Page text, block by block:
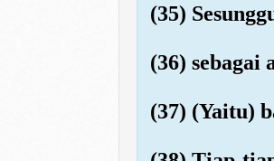
(35)
(36) sebagai
(37) (Yaitu)